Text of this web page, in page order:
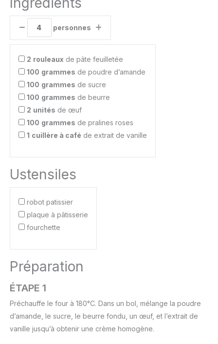
personnes
2 rouleaux de pâte feuilletée
100 grammes de poudre d’amande
100 grammes de sucre
100 grammes de beurre
2 unités de œuf
100 grammes de pralines roses
1 cuillère à café de extrait de vanille
Ustensiles
robot patissier
plaque à pâtisserie
fourchette
Préparation
ÉTAPE 1
Préchauffe le four à 180°C. Dans un bol, mélange la poudre
d’amande, le sucre, le beurre fondu, un œuf, et l’extrait de
vanille jusqu’à obtenir une crème homogène.